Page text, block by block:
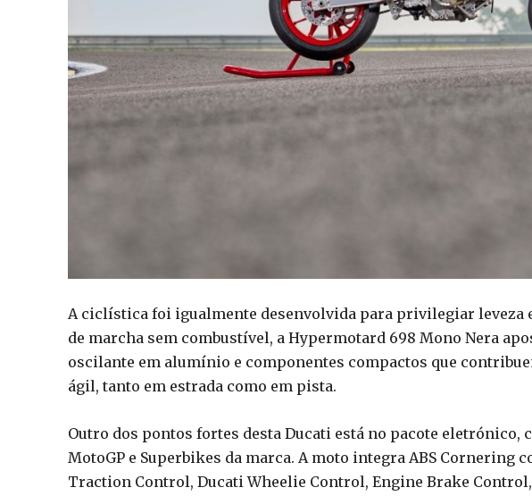
A ciclística foi igualmente desenvolvida para privilegiar leveza
de marcha sem combustível, a Hypermotard 698 Mono Nera
oscilante em alumínio e componentes compactos que
ágil, tanto em estrada como em pista.
Outro dos pontos fortes desta Ducati está no pacote
MotoGP e Superbikes da marca. A moto integra ABS Cornering
Traction Control, Ducati Wheelie Control, Engine Brake